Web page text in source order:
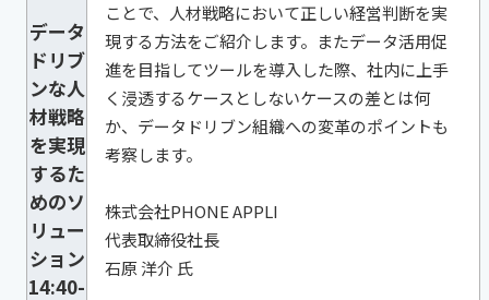
データ
ドリブ
ンな人
材戦略
を実現
するた
めのソ
リュー
ション
14:40-
ことで、人材戦略において正しい経営判断を実
現する方法をご紹介します。またデータ活用促
進を目指してツールを導入した際、社内に上手
く浸透するケースとしないケースの差とは何
か、データドリブン組織への変革のポイントも
考察します。
株式会社PHONE APPLI
代表取締役社長
石原 洋介 氏